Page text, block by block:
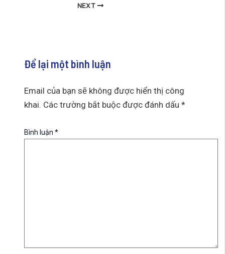
NEXT
Để lại một bình luận
Email của bạn sẽ không được hiển thị công
khai. Các trường bắt buộc được đánh dấu *
Bình luận *